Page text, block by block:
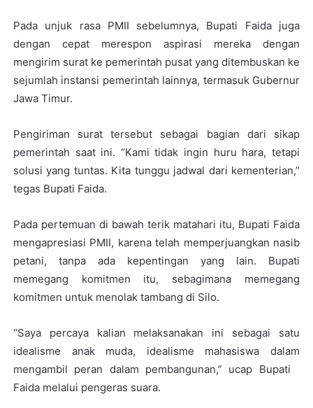
Pada unjuk rasa PMII sebelumnya, Bupati Faida juga
dengan cepat merespon aspirasi mereka dengan
mengirim surat ke pemerintah pusat yang ditembuskan ke
sejumlah instansi pemerintah lainnya, termasuk Gubernur
Jawa Timur.
Pengiriman surat tersebut sebagai bagian dari sikap
pemerintah saat ini. “Kami tidak ingin huru hara, tetapi
solusi yang tuntas. Kita tunggu jadwal dari kementerian,”
tegas Bupati Faida.
Pada pertemuan di bawah terik matahari itu, Bupati Faida
mengapresiasi PMII, karena telah memperjuangkan nasib
petani, tanpa ada kepentingan yang lain. Bupati
memegang komitmen itu, sebagimana memegang
komitmen untuk menolak tambang di Silo.
“Saya percaya kalian melaksanakan ini sebagai satu
idealisme anak muda, idealisme mahasiswa dalam
mengambil peran dalam pembangunan,” ucap Bupati
Faida melalui pengeras suara.